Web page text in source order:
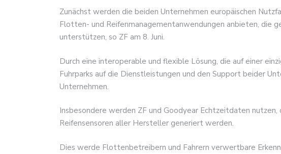
Zunächst werden die beiden Unternehmen europäischen
Flotten- und Reifenmanagementanwendungen anbieten, die
unterstützen, so ZF am 8. Juni.
Durch eine interoperable und flexible Lösung, die auf einer
Fuhrparks auf die Dienstleistungen und den Support beider
Unternehmen.
Insbesondere werden ZF und Goodyear Echtzeitdaten
Reifensensoren aller Hersteller generiert werden.
Dies werde Flottenbetreibern und Fahrern verwertbare